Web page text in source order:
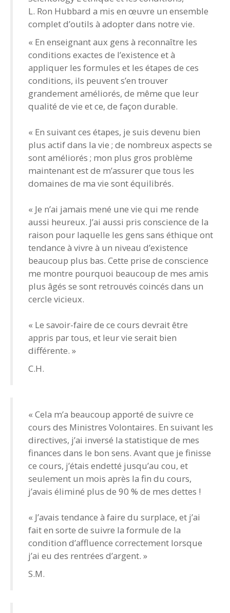
L. Ron Hubbard a mis en œuvre un ensemble
complet d’outils à adopter dans notre vie.
« En enseignant aux gens à reconnaître les
conditions exactes de l’existence et à
appliquer les formules et les étapes de ces
conditions, ils peuvent s’en trouver
grandement améliorés, de même que leur
qualité de vie et ce, de façon durable.
« En suivant ces étapes, je suis devenu bien
plus actif dans la vie ; de nombreux aspects se
sont améliorés ; mon plus gros problème
maintenant est de m’assurer que tous les
domaines de ma vie sont équilibrés.
« Je n’ai jamais mené une vie qui me rende
aussi heureux. J’ai aussi pris conscience de la
raison pour laquelle les gens sans éthique ont
tendance à vivre à un niveau d’existence
beaucoup plus bas. Cette prise de conscience
me montre pourquoi beaucoup de mes amis
plus âgés se sont retrouvés coincés dans un
cercle vicieux.
« Le savoir-faire de ce cours devrait être
appris par tous, et leur vie serait bien
différente. »
C.H.
« Cela m’a beaucoup apporté de suivre ce
cours des Ministres Volontaires. En suivant les
directives, j’ai inversé la statistique de mes
finances dans le bon sens. Avant que je finisse
ce cours, j’étais endetté jusqu’au cou, et
seulement un mois après la fin du cours,
j’avais éliminé plus de 90 % de mes dettes !
« J’avais tendance à faire du surplace, et j’ai
fait en sorte de suivre la formule de la
condition d’affluence correctement lorsque
j’ai eu des rentrées d’argent. »
S.M.